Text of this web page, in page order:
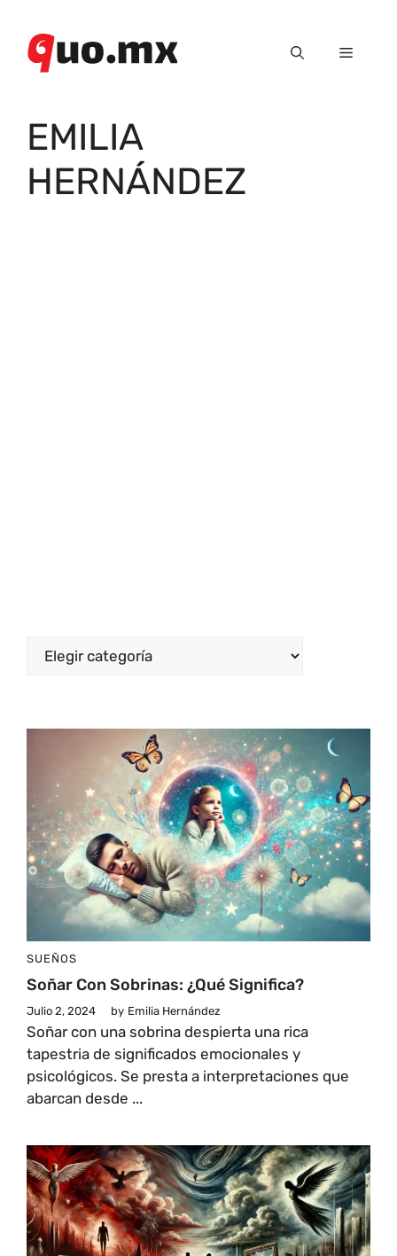
contenido
Menú
EMILIA
HERNÁNDEZ
Categorías
SUEÑOS
Soñar Con Sobrinas: ¿Qué Significa?
Julio 2, 2024 by Emilia Hernández
Soñar con una sobrina despierta una rica
tapestria de significados emocionales y
psicológicos. Se presta a interpretaciones que
abarcan desde ...